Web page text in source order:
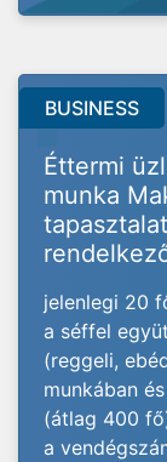
BUSINESS
Éttermi
munka
jelenlegi 20
a séffel
(reggeli,
munkában
(átlag 400
a